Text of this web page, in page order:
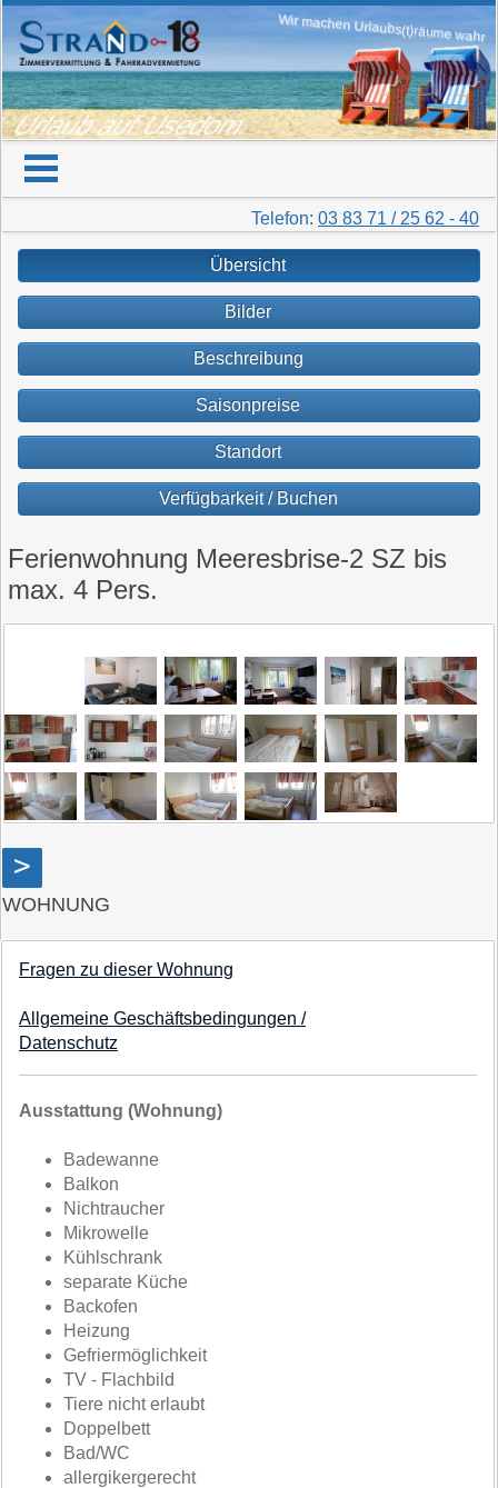
Wir machen Urlaubs(t)räume wahr
Urlaub auf Usedom
Telefon: 03 83 71 / 25 62 - 40
Übersicht
Bilder
Beschreibung
Saisonpreise
Standort
Verfügbarkeit / Buchen
Ferienwohnung Meeresbrise-2 SZ bis
max. 4 Pers.
>
WOHNUNG
Fragen zu dieser Wohnung
Allgemeine Geschäftsbedingungen /
Datenschutz
Ausstattung (Wohnung)
Badewanne
Balkon
Nichtraucher
Mikrowelle
Kühlschrank
separate Küche
Backofen
Heizung
Gefriermöglichkeit
TV - Flachbild
Tiere nicht erlaubt
Doppelbett
Bad/WC
allergikergerecht